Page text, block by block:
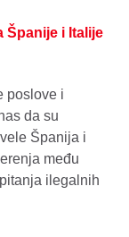
Španije i Italije
poslove i
da su
Španija i
među
ilegalnih